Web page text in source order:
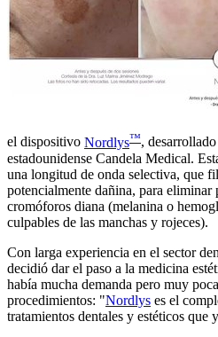
el dispositivo Nordlys™,
estadounidense Candela Medical.
una longitud de onda selectiva, que
potencialmente dañina, para
cromóforos diana (melanina o
culpables de las manchas y rojeces).
Con larga experiencia en el sector
decidió dar el paso a la medicina
había mucha demanda pero muy
procedimientos: "Nordlys es el
tratamientos dentales y estéticos que